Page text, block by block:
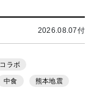
2026.08.07付
コラボ
中食 熊本地震